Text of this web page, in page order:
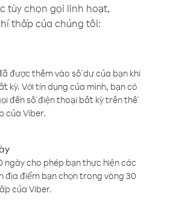
tùy chọn gọi linh hoạt,
thấp của chúng tôi:
được thêm vào số dư của bạn khi
kỳ. Với tín dụng của mình, bạn có
đến số điện thoại bất kỳ trên thế
của Viber.
ngày cho phép bạn thực hiện các
địa điểm bạn chọn trong vòng 30
của Viber.